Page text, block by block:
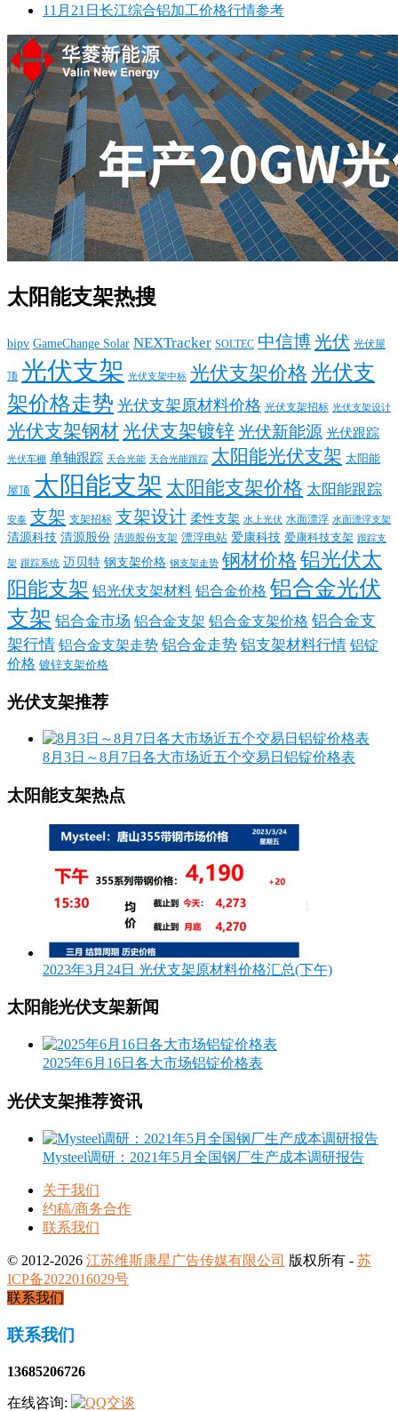
11月21日长江综合铝加工价格行情参考
太阳能支架热搜
bipv GameChange Solar NEXTracker SOLTEC 中信博光伏 光伏屋
顶 光伏支架 光伏支架中标 光伏支架价格 光伏支
架价格走势 光伏支架原材料价格 光伏支架招标 光伏支架设计
光伏支架钢材光伏支架镀锌光伏新能源 光伏跟踪
光伏车棚 单轴跟踪 天合光能 天合光能跟踪 太阳能光伏支架 太阳能
屋顶 太阳能支架 太阳能支架价格 太阳能跟踪
安泰 支架 支架招标 支架设计 柔性支架 水上光伏 水面漂浮 水面漂浮支架
清源科技 清源股份 清源股份支架 漂浮电站 爱康科技 爱康科技支架 跟踪支
架 跟踪系统 迈贝特 钢支架价格 钢支架走势 钢材价格 铝光伏太
阳能支架 铝光伏支架材料 铝合金价格 铝合金光伏
支架 铝合金市场 铝合金支架 铝合金支架价格 铝合金支
架行情 铝合金支架走势 铝合金走势 铝支架材料行情 铝锭
价格 镀锌支架价格
光伏支架推荐
8月3日～8月7日各大市场近五个交易日铝锭价格表
太阳能支架热点
2023年3月24日 光伏支架原材料价格汇总(下午)
太阳能光伏支架新闻
2025年6月16日各大市场铝锭价格表
光伏支架推荐资讯
Mysteel调研：2021年5月全国钢厂生产成本调研报告
关于我们
约稿/商务合作
联系我们
© 2012-2026 江苏维斯康星广告传媒有限公司 版权所有 - 苏
ICP备2022016029号
联系我们
联系我们
13685206726
在线咨询: